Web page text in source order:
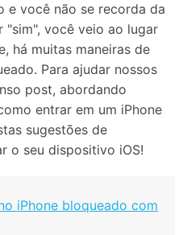
e você não se recorda da
"sim", você veio ao lugar
há muitas maneiras de
Para ajudar nossos
post, abordando
entrar em um iPhone
sugestões de
o seu dispositivo iOS!
iPhone bloqueado com